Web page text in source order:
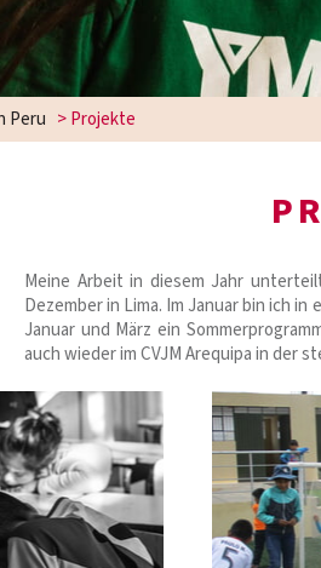
Peru >Projekte
Meine Arbeit in diesem Jahr
Dezember in Lima. Im Januar bin ich
Januar und März ein
auch wieder im CVJM Arequipa in der